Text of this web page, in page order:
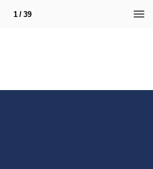
1 / 39